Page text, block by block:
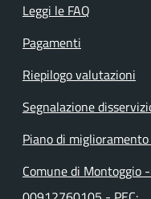
Leggi le FAQ
Pagamenti
Riepilogo valutazioni
Segnalazione
Piano di
Comune di Montoggio